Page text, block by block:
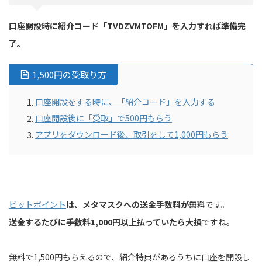
口座開設時に紹介コード「TVDZVMTOFM」を入力すれば準備完
了。
1,500円の受取り方
口座開設をする時に、「紹介コード」を入力する
口座開設後に「受取」で500円もらう
アプリをダウンロード後、取引をして1,000円もらう
ビットポイントは、メタマスクへの送金手数料が無料です。
送金するたびに手数料1,000円以上払っていたら大損ですね。
無料で1,500円もらえるので、紹介特典があるうちに口座を開設し